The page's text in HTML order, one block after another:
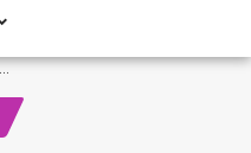
>Ressources humaines>Rupture